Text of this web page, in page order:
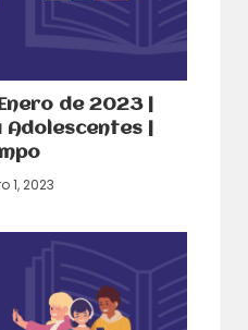
de 2023 |
|
1, 2023